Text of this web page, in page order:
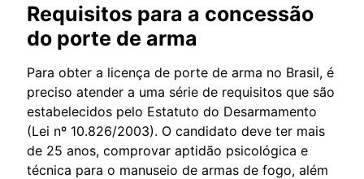
Requisitos para a concessão
do porte de arma
Para obter a licença de porte de arma no Brasil, é
preciso atender a uma série de requisitos que são
estabelecidos pelo Estatuto do Desarmamento
(Lei nº 10.826/2003). O candidato deve ter mais
de 25 anos, comprovar aptidão psicológica e
técnica para o manuseio de armas de fogo, além